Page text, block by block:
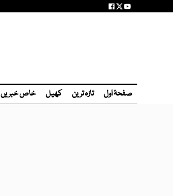
صفحۂ اول تازہ ترین کھیل خاص خبریں